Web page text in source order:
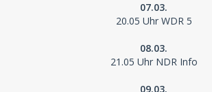
07.03.
20.05 Uhr WDR 5
08.03.
21.05 Uhr NDR Info
09.03.